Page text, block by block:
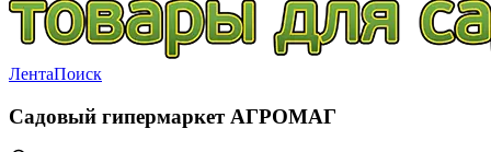
ЛентаПоиск
Садовый гипермаркет АГРОМАГ